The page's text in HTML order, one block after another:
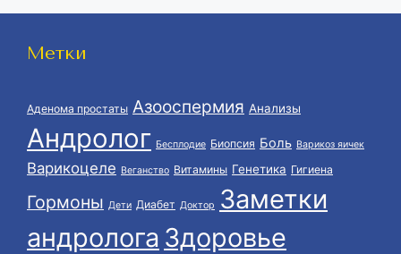
Метки
Аденома простаты Азооспермия Анализы
Андролог Бесплодие Биопсия Боль Варикоз яичек
Варикоцеле Веганство Витамины Генетика Гигиена
Гормоны Дети Диабет Доктор
Заметки
андролога Здоровье